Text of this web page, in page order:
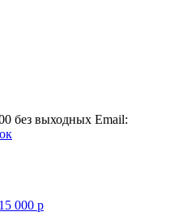
без выходных Email:
000 р